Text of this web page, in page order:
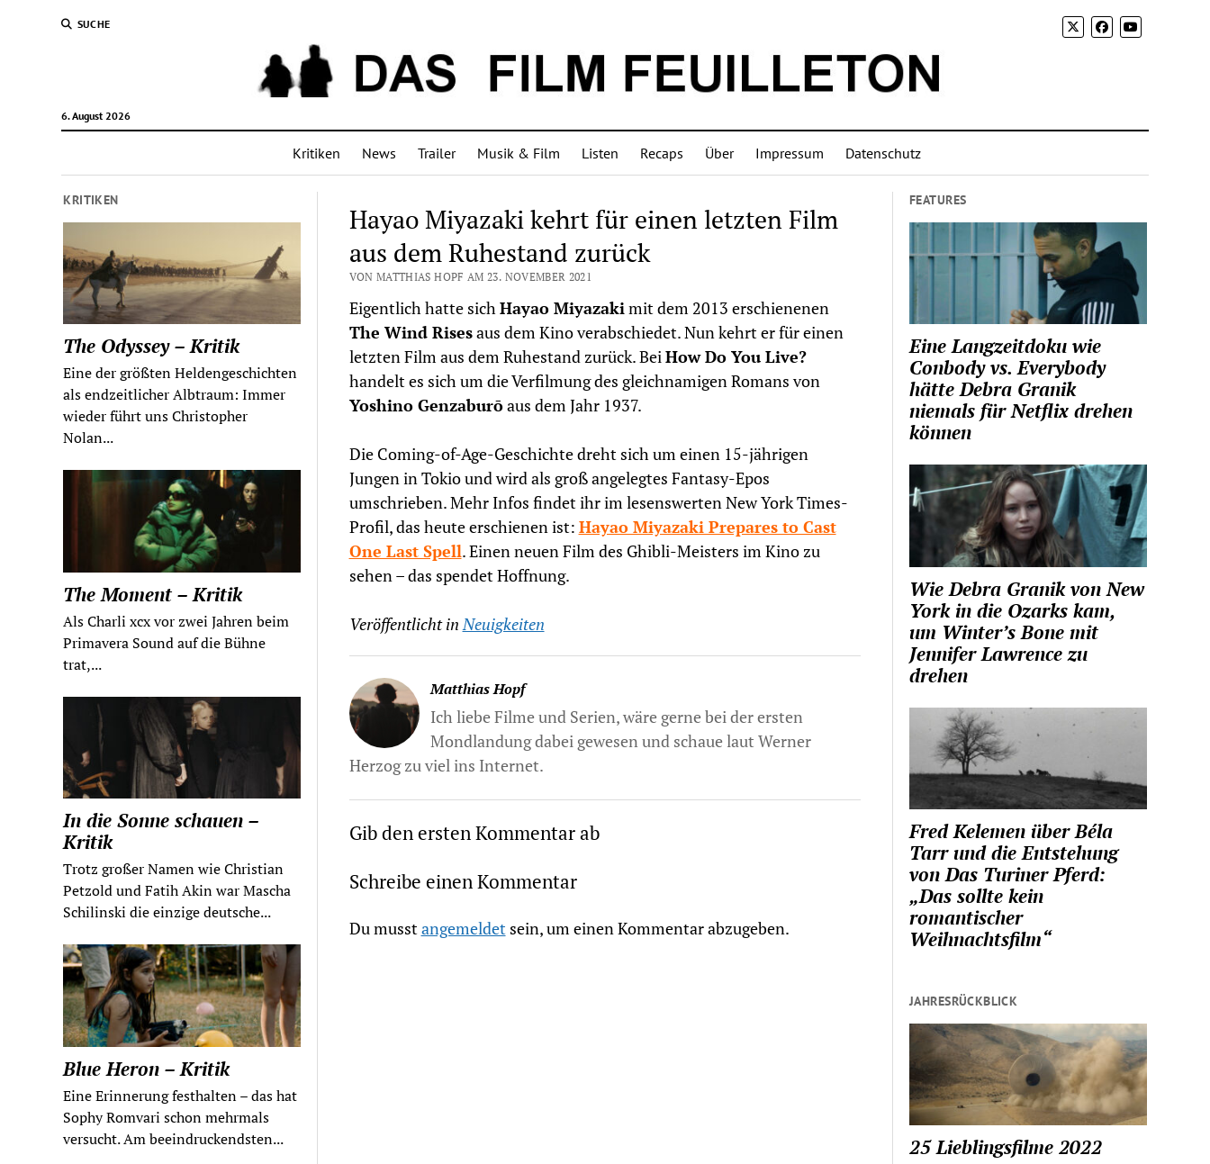
SUCHE
6. August 2026
Kritiken News Trailer Musik & Film Listen Recaps Über Impressum Datenschutz
KRITIKEN
The Odyssey – Kritik
Eine der größten Heldengeschichten
als endzeitlicher Albtraum: Immer
wieder führt uns Christopher
Nolan...
The Moment – Kritik
Als Charli xcx vor zwei Jahren beim
Primavera Sound auf die Bühne
trat,...
In die Sonne schauen –
Kritik
Trotz großer Namen wie Christian
Petzold und Fatih Akin war Mascha
Schilinski die einzige deutsche...
Blue Heron – Kritik
Eine Erinnerung festhalten – das hat
Sophy Romvari schon mehrmals
versucht. Am beeindruckendsten...
Hayao Miyazaki kehrt für einen letzten Film
aus dem Ruhestand zurück
VON MATTHIAS HOPF AM 23. NOVEMBER 2021
Eigentlich hatte sichHayao Miyazakimit dem 2013 erschienenen
The Wind Risesaus dem Kino verabschiedet. Nun kehrt er für einen
letzten Film aus dem Ruhestand zurück. BeiHow Do You Live?
handelt es sich um die Verfilmung des gleichnamigen Romans von
Yoshino Genzaburōaus dem Jahr 1937.
Die Coming-of-Age-Geschichte dreht sich um einen 15-jährigen
Jungen in Tokio und wird als groß angelegtes Fantasy-Epos
umschrieben. Mehr Infos findet ihr im lesenswerten New York Times-
Profil, das heute erschienen ist: Hayao Miyazaki Prepares to Cast
One Last Spell. Einen neuen Film des Ghibli-Meisters im Kino zu
sehen – das spendet Hoffnung.
Veröffentlicht inNeuigkeiten
Matthias Hopf
Ich liebe Filme und Serien, wäre gerne bei der ersten
Mondlandung dabei gewesen und schaue laut Werner
Herzog zu viel ins Internet.
Gib den ersten Kommentar ab
Schreibe einen Kommentar
Du musst angemeldet sein, um einen Kommentar abzugeben.
FEATURES
Eine Langzeitdoku wie
Conbody vs. Everybody
hätte Debra Granik
niemals für Netflix drehen
können
Wie Debra Granik von New
York in die Ozarks kam,
um Winter’s Bone mit
Jennifer Lawrence zu
drehen
Fred Kelemen über Béla
Tarr und die Entstehung
von Das Turiner Pferd:
„Das sollte kein
romantischer
Weihnachtsfilm“
JAHRESRÜCKBLICK
25 Lieblingsfilme 2022